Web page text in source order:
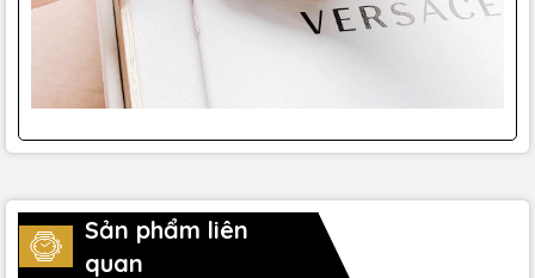
Sản phẩm liên
quan